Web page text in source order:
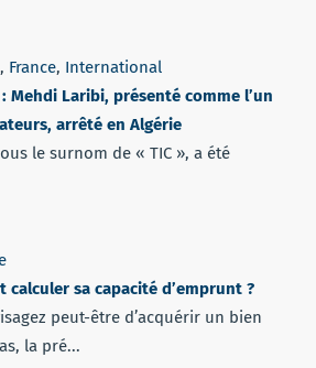
, France, International
: Mehdi Laribi, présenté comme l’un
arrêté en Algérie
le surnom de « TIC », a été
calculer sa capacité d’emprunt ?
peut-être d’acquérir un bien
la pré...